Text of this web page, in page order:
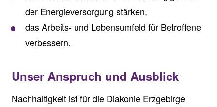
der Energieversorgung stärken,
das Arbeits- und Lebensumfeld für Betroffene
verbessern.
Unser Anspruch und Ausblick
Nachhaltigkeit ist für die Diakonie Erzgebirge